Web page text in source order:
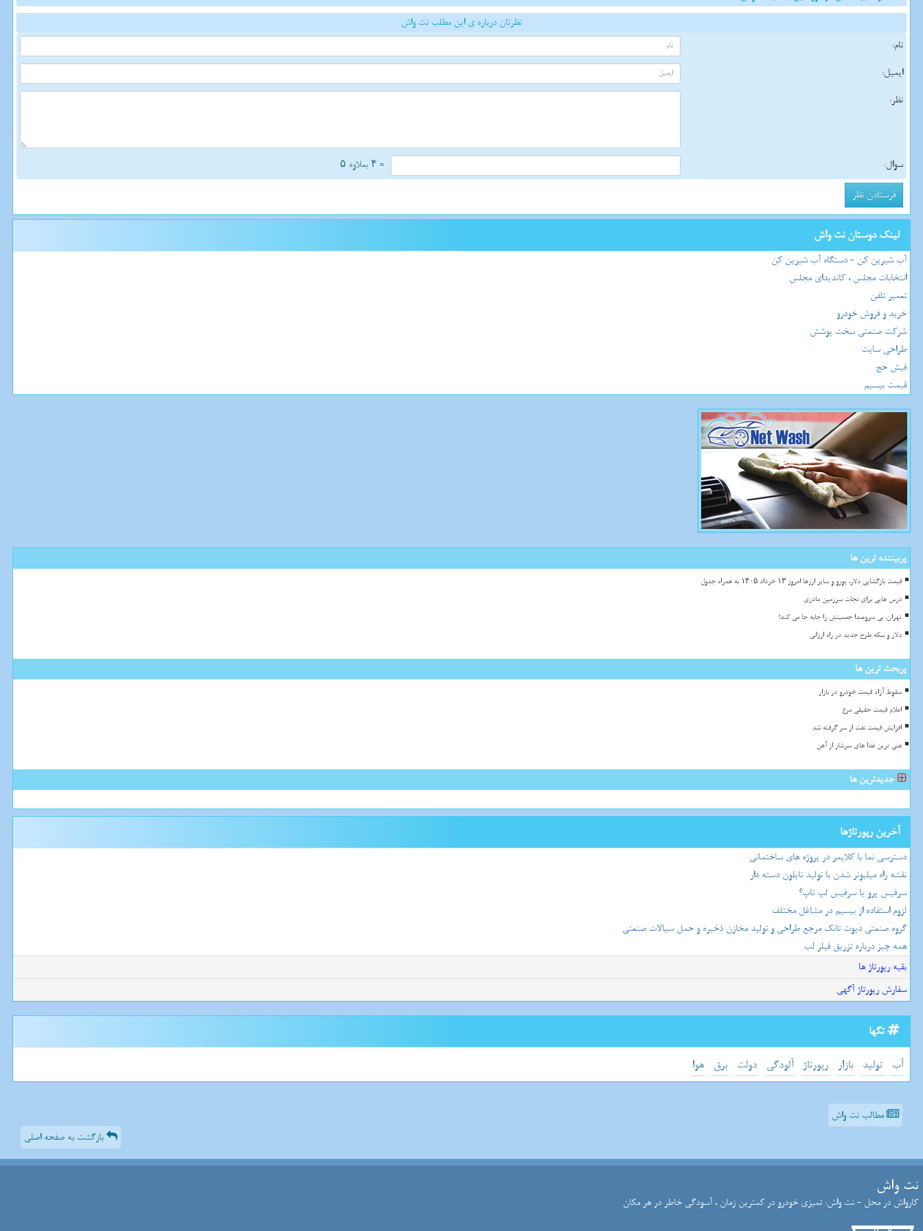
نظرتان درباره ی این مطلب نت واش
نام:
ایمیل:
نظر:
سوال: = ۴ بعلاوه ۵
لینک دوستان نت واش
آب شیرین کن - دستگاه آب شیرین کن
انتخابات مجلس ، کاندیدای مجلس
تعمیر تلفن
خرید و فروش خودرو
شرکت صنعتی سخت پوشش
طراحی سایت
فیش حج
قیمت بیسیم
پربیننده ترین ها
قیمت بازگشایی دلار، یورو و سایر ارزها امروز ۱۳ خرداد ۱۴۰۵ به همراه جدول
درس هایی برای نجات سرزمین مادری
تهران، بی سروصدا جمعیتش را جابه جا می کند!
دلار و سکه طرح جدید در راه ارزانی
پربحث ترین ها
سقوط آزاد قیمت خودرو در بازار
اعلام قیمت حقیقی مرغ
افزایش قیمت نفت از سر گرفته شد
غنی ترین غذا های سرشار از آهن
جدیدترین ها
آخرین رپورتاژها
دسترسی نما با کلایمر در پروژه های ساختمانی
نقشه راه میلیونر شدن با تولید نایلون دسته دار
سرفیس پرو یا سرفیس لپ تاپ؟
لزوم استفاده از بیسیم در مشاغل مختلف
گروه صنعتی دپوت تانک مرجع طراحی و تولید مخازن ذخیره و حمل سیالات صنعتی
همه چیز درباره تزریق فیلر لب
بقیه رپورتاژ ها
سفارش رپورتاژ آگهی
تگها
آب تولید بازار رپورتاژ آلودگی دولت برق هوا
مطالب نت واش
بازگشت به صفحه اصلی
نت واش
کارواش در محل - نت واش: تمیزی خودرو در کمترین زمان ، آسودگی خاطر در هر مکان